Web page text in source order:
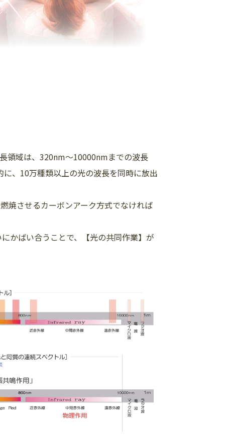
領域は、320nm～10000nmまでの波長
、10万種類以上の光の波長を同時に放出
焼させるカーボンアーク方式でなければ
かばい合うことで、【光の共同作業】が